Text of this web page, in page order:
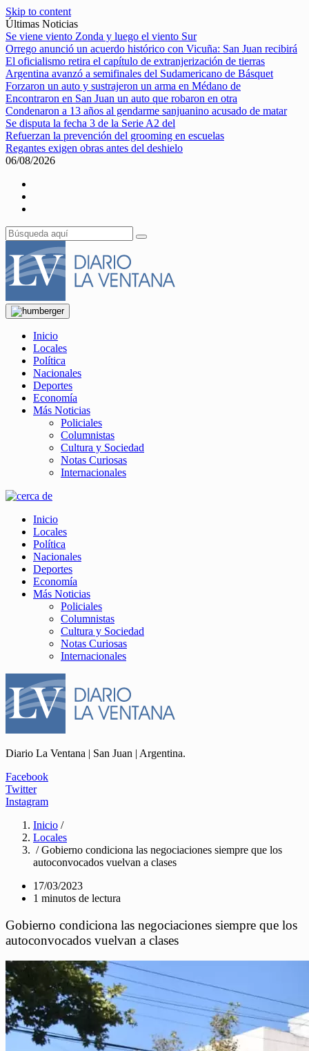
Skip to content
Últimas Noticias
Se viene viento Zonda y luego el viento Sur
Orrego anunció un acuerdo histórico con Vicuña: San Juan recibirá
El oficialismo retira el capítulo de extranjerización de tierras
Argentina avanzó a semifinales del Sudamericano de Básquet
Forzaron un auto y sustrajeron un arma en Médano de
Encontraron en San Juan un auto que robaron en otra
Condenaron a 13 años al gendarme sanjuanino acusado de matar
Se disputa la fecha 3 de la Serie A2 del
Refuerzan la prevención del grooming en escuelas
Regantes exigen obras antes del deshielo
06/08/2026
Inicio
Locales
Política
Nacionales
Deportes
Economía
Más Noticias
Policiales
Columnistas
Cultura y Sociedad
Notas Curiosas
Internacionales
Inicio
Locales
Política
Nacionales
Deportes
Economía
Más Noticias
Policiales
Columnistas
Cultura y Sociedad
Notas Curiosas
Internacionales
Diario La Ventana | San Juan | Argentina.
Facebook
Twitter
Instagram
Inicio /
Locales
/ Gobierno condiciona las negociaciones siempre que los
autoconvocados vuelvan a clases
17/03/2023
1 minutos de lectura
Gobierno condiciona las negociaciones siempre que los
autoconvocados vuelvan a clases